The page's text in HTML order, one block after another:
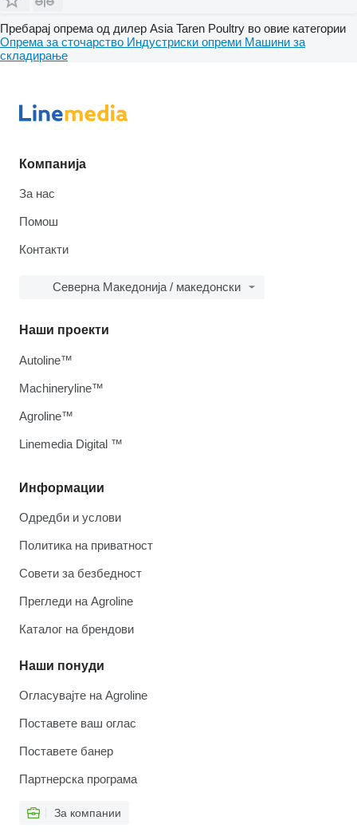
Пребарај опрема од дилер Asia Taren Poultry во овие категории
Опрема за сточарство Индустриски опреми Машини за
складирање
Компанија
За нас
Помош
Контакти
Северна Македонија / македонски
Информации
Одредби и услови
Политика на приватност
Совети за безбедност
Прегледи на Agroline
Каталог на брендови
Наши понуди
Огласувајте на Agroline
Поставете ваш оглас
Поставете банер
Партнерска програма
За компании
Наши проекти
Autoline™
Machineryline™
Agroline™
Linemedia Digital ™